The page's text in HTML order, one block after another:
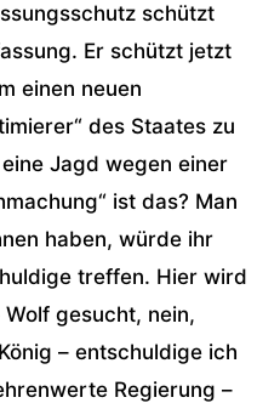
schützt
Er schützt jetzt
einen neuen
des Staates zu
Jagd wegen einer
ist das? Man
haben, würde ihr
treffen. Hier wird
gesucht, nein,
– entschuldige ich
Regierung –